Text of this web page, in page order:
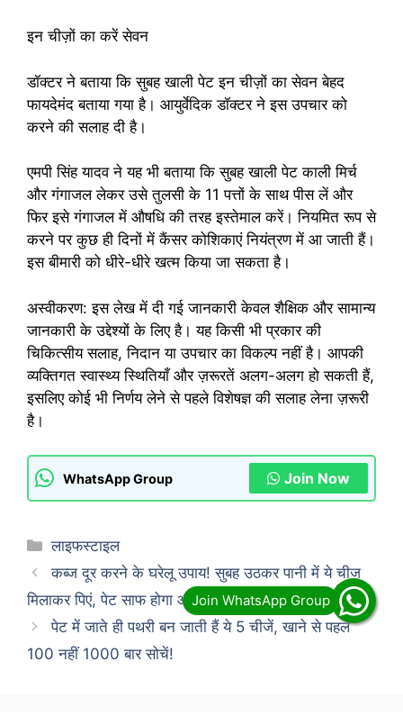
इन चीज़ों का करें सेवन
डॉक्टर ने बताया कि सुबह खाली पेट इन चीज़ों का सेवन बेहद
फायदेमंद बताया गया है। आयुर्वेदिक डॉक्टर ने इस उपचार को
करने की सलाह दी है।
एमपी सिंह यादव ने यह भी बताया कि सुबह खाली पेट काली मिर्च
और गंगाजल लेकर उसे तुलसी के 11 पत्तों के साथ पीस लें और
फिर इसे गंगाजल में औषधि की तरह इस्तेमाल करें। नियमित रूप से
करने पर कुछ ही दिनों में कैंसर कोशिकाएं नियंत्रण में आ जाती हैं।
इस बीमारी को धीरे-धीरे खत्म किया जा सकता है।
अस्वीकरण: इस लेख में दी गई जानकारी केवल शैक्षिक और सामान्य
जानकारी के उद्देश्यों के लिए है। यह किसी भी प्रकार की
चिकित्सीय सलाह, निदान या उपचार का विकल्प नहीं है। आपकी
व्यक्तिगत स्वास्थ्य स्थितियाँ और ज़रूरतें अलग-अलग हो सकती हैं,
इसलिए कोई भी निर्णय लेने से पहले विशेषज्ञ की सलाह लेना ज़रूरी
है।
WhatsApp Group Join Now
Categories
लाइफस्टाइल
कब्ज दूर करने के घरेलू उपाय! सुबह उठकर पानी में ये चीज
मिलाकर पिएं, पेट साफ होगा और गैस से भी छुटकारा मिलेगा…
पेट में जाते ही पथरी बन जाती हैं ये 5 चीजें, खाने से पहले
100 नहीं 1000 बार सोचें!